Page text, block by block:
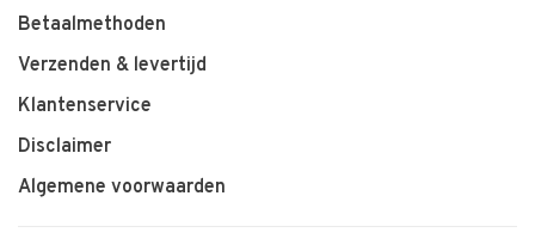
Betaalmethoden
Verzenden & levertijd
Klantenservice
Disclaimer
Algemene voorwaarden